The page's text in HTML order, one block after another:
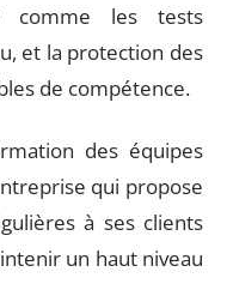
comme les tests
et la protection des
de compétence.
des équipes
qui propose
à ses clients
un haut niveau